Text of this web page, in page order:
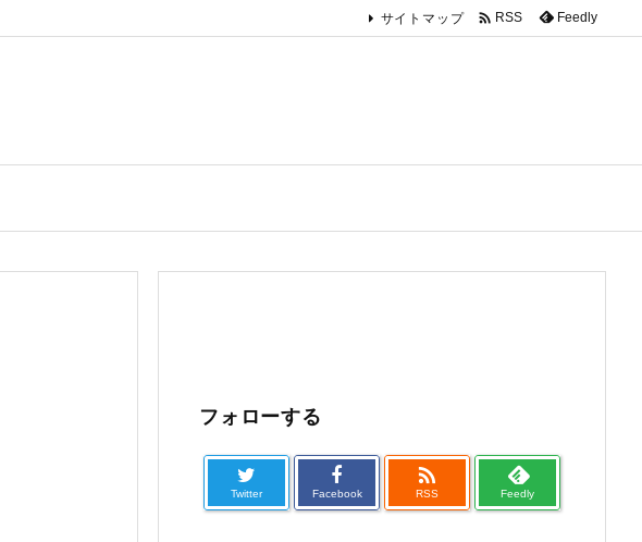
サイトマップ  RSS Feedly
フォローする
Twitter Facebook

RSS Feedly